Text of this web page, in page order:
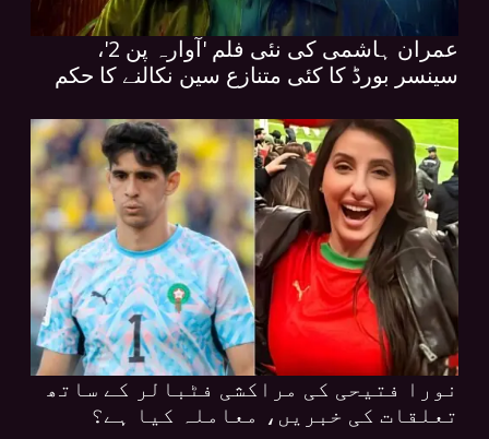
عمران ہاشمی کی نئی فلم 'آوارہ پن 2'،
سینسر بورڈ کا کئی متنازع سین نکالنے کا حکم
نورا فتیحی کی مراکشی فٹبالر کے ساتھ
تعلقات کی خبریں، معاملہ کیا ہے؟